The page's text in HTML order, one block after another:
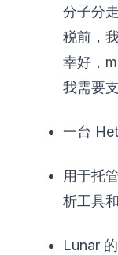
分子分
税前，
幸好，
我需要
一台
用于托
析工具
Lunar 的